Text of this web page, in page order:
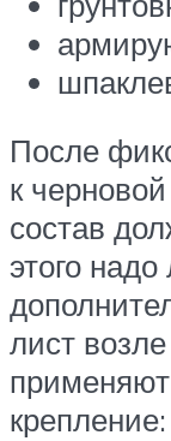
После
к
состав
этого
лист
крепление: